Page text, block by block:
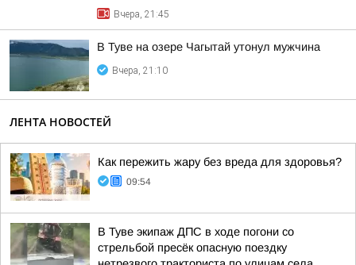
Вчера, 21:45
В Туве на озере Чагытай утонул мужчина
Вчера, 21:10
ЛЕНТА НОВОСТЕЙ
Как пережить жару без вреда для здоровья?
09:54
В Туве экипаж ДПС в ходе погони со
стрельбой пресёк опасную поездку